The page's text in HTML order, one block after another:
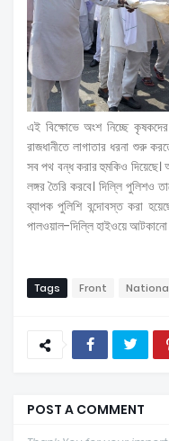
এই বিক্ষোভে অংশ নিচ্ছে
রাজধানীতে লাগাতার ধরনা শুরু
সব পথ বন্ধ করার হুমকিও দিয়েছে।
লঙ্গর তৈরি করবে। দিল্লি পুলিশও
ব্যাপক পুলিশি বন্দোবস্ত করা
পালওয়াল-দিল্লি হাইওয়ে আটকানো
Tags Front
POST A COMMENT